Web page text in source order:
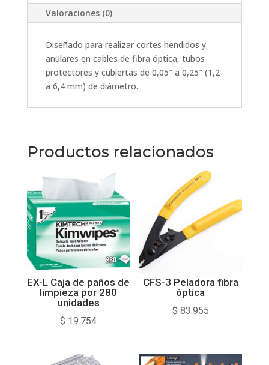
Valoraciones (0)
Diseñado para realizar cortes hendidos y
anulares en cables de fibra óptica, tubos
protectores y cubiertas de 0,05″ a 0,25″ (1,2
a 6,4 mm) de diámetro.
Productos relacionados
EX-L Caja de paños de
limpieza por 280
unidades
$ 19.754
CFS-3 Peladora fibra
óptica
$ 83.955